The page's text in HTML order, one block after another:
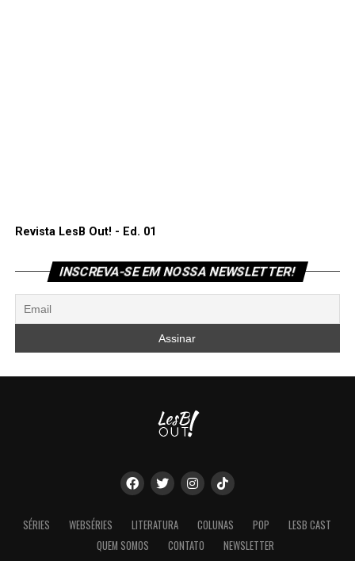
Revista LesB Out! - Ed. 01
INSCREVA-SE EM NOSSA NEWSLETTER!
SÉRIES WEBSÉRIES LITERATURA COLUNAS POP
LESB CAST
QUEM SOMOS
CONTATO NEWSLETTER